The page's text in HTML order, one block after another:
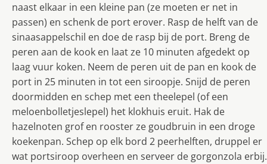
naast elkaar in een kleine pan (ze moeten er net in
passen) en schenk de port erover. Rasp de helft van de
sinaasappelschil en doe de rasp bij de port. Breng de
peren aan de kook en laat ze 10 minuten afgedekt op
laag vuur koken. Neem de peren uit de pan en kook de
port in 25 minuten in tot een siroopje. Snijd de peren
doormidden en schep met een theelepel (of een
meloenbolletjeslepel) het klokhuis eruit. Hak de
hazelnoten grof en rooster ze goudbruin in een droge
koekenpan. Schep op elk bord 2 peerhelften, druppel er
wat portsiroop overheen en serveer de gorgonzola erbij.